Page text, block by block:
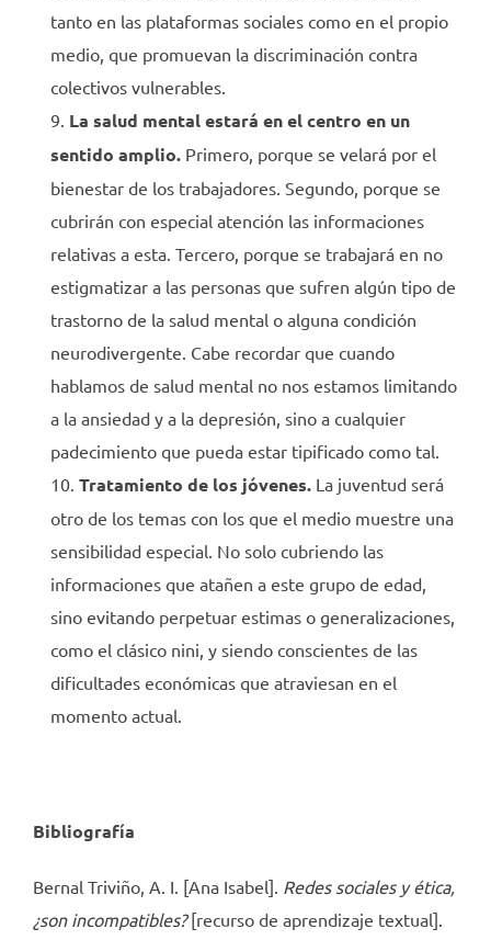
tanto en las plataformas sociales como en el propio
medio, que promuevan la discriminación contra
colectivos vulnerables.
La salud mental estará en el centro en un
sentido amplio. Primero, porque se velará por el
bienestar de los trabajadores. Segundo, porque se
cubrirán con especial atención las informaciones
relativas a esta. Tercero, porque se trabajará en no
estigmatizar a las personas que sufren algún tipo de
trastorno de la salud mental o alguna condición
neurodivergente. Cabe recordar que cuando
hablamos de salud mental no nos estamos limitando
a la ansiedad y a la depresión, sino a cualquier
padecimiento que pueda estar tipificado como tal.
Tratamiento de los jóvenes. La juventud será
otro de los temas con los que el medio muestre una
sensibilidad especial. No solo cubriendo las
informaciones que atañen a este grupo de edad,
sino evitando perpetuar estimas o generalizaciones,
como el clásico nini, y siendo conscientes de las
dificultades económicas que atraviesan en el
momento actual.
Bibliografía
Bernal Triviño, A. I. [Ana Isabel]. Redes sociales y ética,
¿son incompatibles?[recurso de aprendizaje textual].